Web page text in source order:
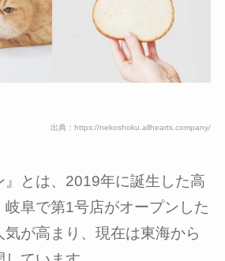
出典：https://nekoshoku.allhearts.company/
』とは、2019年に誕生した高
阜で第1号店がオープンした
が高まり、現在は東海から